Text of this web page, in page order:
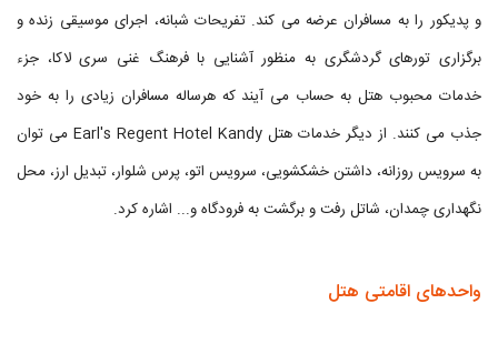
و پدیکور را به مسافران عرضه می کند. تفریحات شبانه، اجرای موسیقی زنده و
برگزاری تورهای گردشگری به منظور آشنایی با فرهنگ غنی سری لاکا، جزء
خدمات محبوب هتل به حساب می آیند که هرساله مسافران زیادی را به خود
جذب می کنند. از دیگر خدمات هتل Earl's Regent Hotel Kandy می توان
به سرویس روزانه، داشتن خشکشویی، سرویس اتو، پرس شلوار، تبدیل ارز، محل
نگهداری چمدان، شاتل رفت و برگشت به فرودگاه و... اشاره کرد.
واحدهای اقامتی هتل